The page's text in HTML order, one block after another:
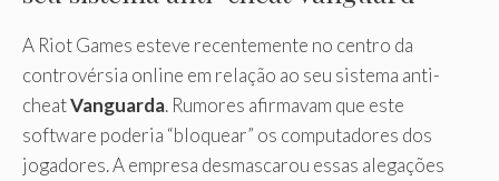
A Riot Games esteve recentemente no centro da
controvérsia online em relação ao seu sistema anti-
cheatVanguarda. Rumores afirmavam que este
software poderia “bloquear” os computadores dos
jogadores. A empresa desmascarou essas alegações